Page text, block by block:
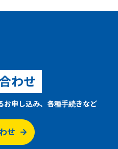
わせ
お申し込み、各種手続きなど
せ